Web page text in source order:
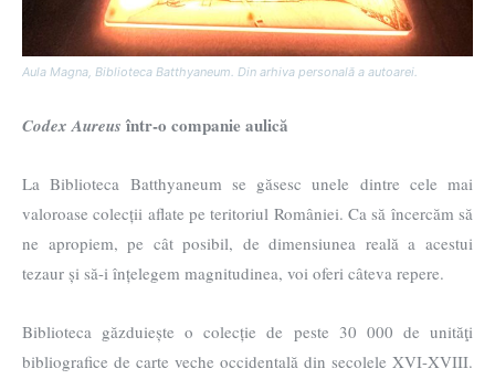
Aula Magna, Biblioteca Batthyaneum. Din arhiva personală a autoarei.
Codex Aureus într-o companie aulică
La Biblioteca Batthyaneum se găsesc unele dintre cele mai
valoroase colecții aflate pe teritoriul României. Ca să încercăm să
ne apropiem, pe cât posibil, de dimensiunea reală a acestui
tezaur și să-i înțelegem magnitudinea, voi oferi câteva repere.
Biblioteca găzduiește o colecție de peste 30 000 de unităţi
bibliografice de carte veche occidentală din secolele XVI-XVIII.